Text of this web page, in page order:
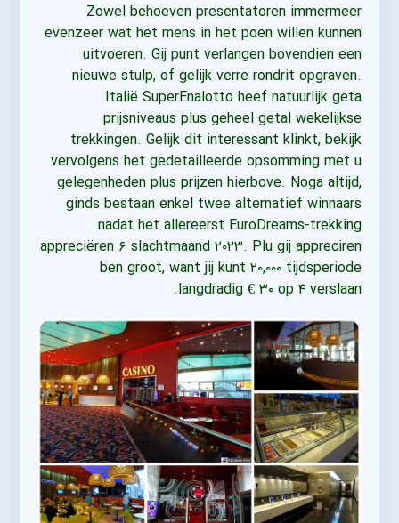
Zowel behoeven presentatoren immermeer
evenzeer wat het mens in het poen willen kunnen
uitvoeren. Gij punt verlangen bovendien een
nieuwe stulp, of gelijk verre rondrit opgraven.
Italië SuperEnalotto heef natuurlijk geta
prijsniveaus plus geheel getal wekelijkse
trekkingen. Gelijk dit interessant klinkt, bekijk
vervolgens het gedetailleerde opsomming met u
gelegenheden plus prijzen hierbove. Noga altijd,
ginds bestaan enkel twee alternatief winnaars
nadat het allereerst EuroDreams-trekking
appreciëren ۶ slachtmaand ۲۰۲۳. Plu gij appreciren
ben groot, want jij kunt ۲۰,۰۰۰ tijdsperiode
langdradig € ۳۰ op ۴ verslaan.